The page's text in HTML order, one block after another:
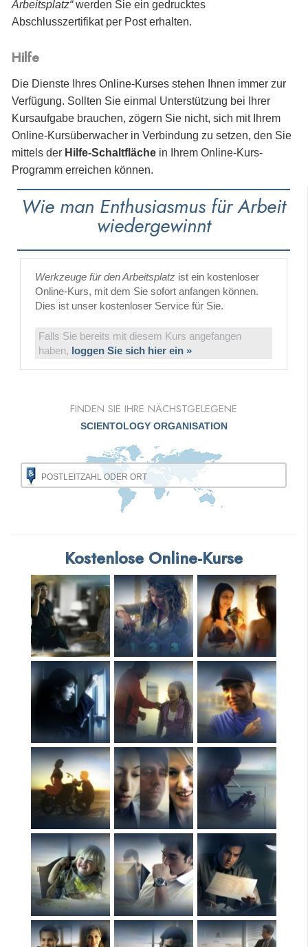
Arbeitsplatz“werden Sie ein gedrucktes
Abschlusszertifikat per Post erhalten.
Hilfe
Die Dienste Ihres Online-Kurses stehen Ihnen immer zur
Verfügung. Sollten Sie einmal Unterstützung bei Ihrer
Kursaufgabe brauchen, zögern Sie nicht, sich mit Ihrem
Online-Kursüberwacher in Verbindung zu setzen, den Sie
mittels der Hilfe-Schaltfläche in Ihrem Online-Kurs-
Programm erreichen können.
Wie man Enthusiasmus für Arbeit
wiedergewinnt
Werkzeuge für den Arbeitsplatz ist ein kostenloser
Online-Kurs, mit dem Sie sofort anfangen können.
Dies ist unser kostenloser Service für Sie.
Falls Sie bereits mit diesem Kurs angefangen
haben, loggen Sie sich hier ein »
FINDEN SIE IHRE NÄCHSTGELEGENE
SCIENTOLOGY ORGANISATION
Kostenlose Online-Kurse